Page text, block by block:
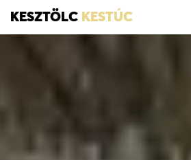
KESZTÖLC KESTÚC